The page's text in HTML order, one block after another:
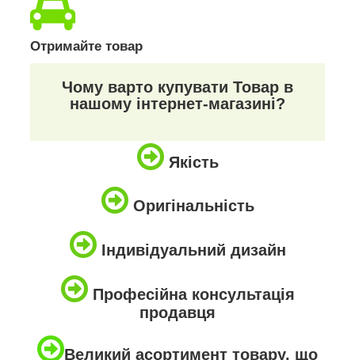
Отримайте товар
Чому варто купувати Товар в
нашому інтернет-магазині?
Якість
Оригінальність
Індивідуальний дизайн
Професійна консультація
продавця
Великий асортимент товару, що